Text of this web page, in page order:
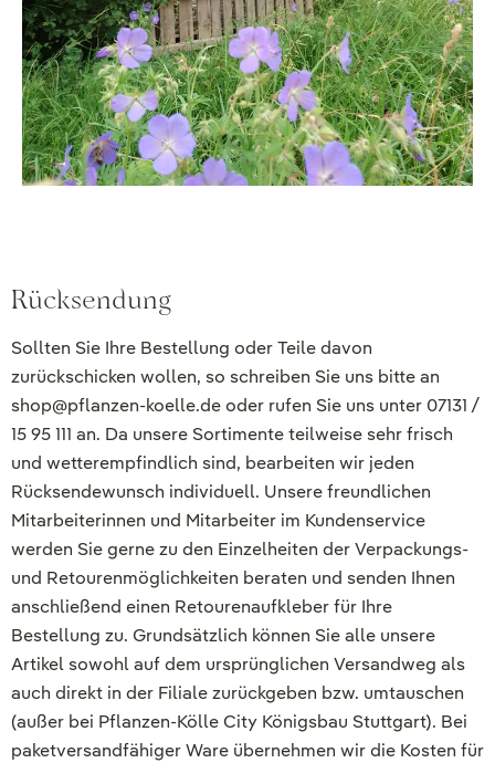
Rücksendung
Sollten Sie Ihre Bestellung oder Teile davon
zurückschicken wollen, so schreiben Sie uns bitte an
shop@pflanzen-koelle.de oder rufen Sie uns unter 07131 /
15 95 111 an. Da unsere Sortimente teilweise sehr frisch
und wetterempfindlich sind, bearbeiten wir jeden
Rücksendewunsch individuell. Unsere freundlichen
Mitarbeiterinnen und Mitarbeiter im Kundenservice
werden Sie gerne zu den Einzelheiten der Verpackungs-
und Retourenmöglichkeiten beraten und senden Ihnen
anschließend einen Retourenaufkleber für Ihre
Bestellung zu. Grundsätzlich können Sie alle unsere
Artikel sowohl auf dem ursprünglichen Versandweg als
auch direkt in der Filiale zurückgeben bzw. umtauschen
(außer bei Pflanzen-Kölle City Königsbau Stuttgart). Bei
paketversandfähiger Ware übernehmen wir die Kosten für